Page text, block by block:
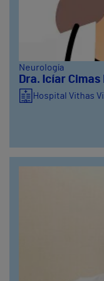
Neurología
Dra. Icíar
Hospital Vithas